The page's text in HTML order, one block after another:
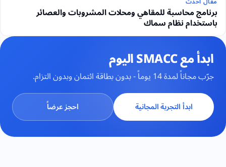
برنامج محاسبة للمقاهي ومحلات المشروبات والعصائر
باستخدام نظام سماك
ابدأ مع SMACC اليوم
جرّب مجاناً لمدة 14 يوماً - بدون بطاقة ائتمان وبدون التزام.
ابدأ التجربة المجانية احجز عرضاً